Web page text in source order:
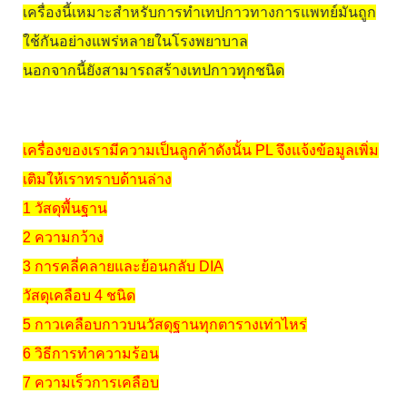
เครื่องนี้เหมาะสำหรับการทำเทปกาวทางการแพทย์มันถูก
ใช้กันอย่างแพร่หลายในโรงพยาบาล
นอกจากนี้ยังสามารถสร้างเทปกาวทุกชนิด
เครื่องของเรามีความเป็นลูกค้าดังนั้น PL จึงแจ้งข้อมูลเพิ่ม
เติมให้เราทราบด้านล่าง
1 วัสดุพื้นฐาน
2 ความกว้าง
3 การคลี่คลายและย้อนกลับ DIA
วัสดุเคลือบ 4 ชนิด
5 กาวเคลือบกาวบนวัสดุฐานทุกตารางเท่าไหร่
6 วิธีการทำความร้อน
7 ความเร็วการเคลือบ